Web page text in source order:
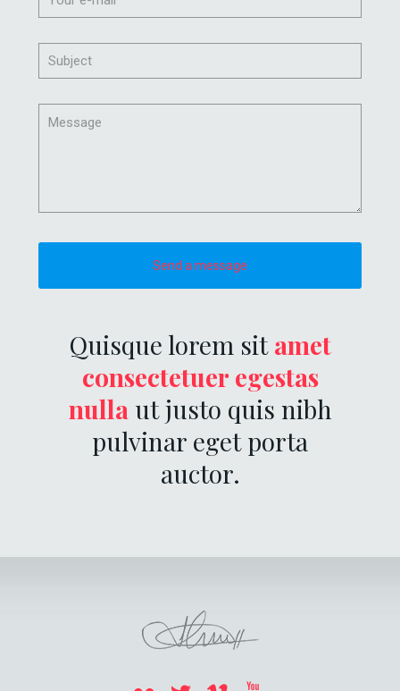
Quisque lorem sitamet
consectetuer egestas
nullaut justo quis nibh
pulvinar eget porta
auctor.